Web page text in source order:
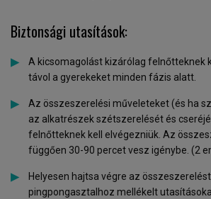
Biztonsági utasítások:
A kicsomagolást kizárólag felnőtteknek
távol a gyerekeket minden fázis alatt.
Az összeszerelési műveleteket (és ha
az alkatrészek szétszerelését és
felnőtteknek kell elvégezniük. Az
függően 30-90 percet vesz igénybe. (2
Helyesen hajtsa végre az
pingpongasztalhoz mellékelt